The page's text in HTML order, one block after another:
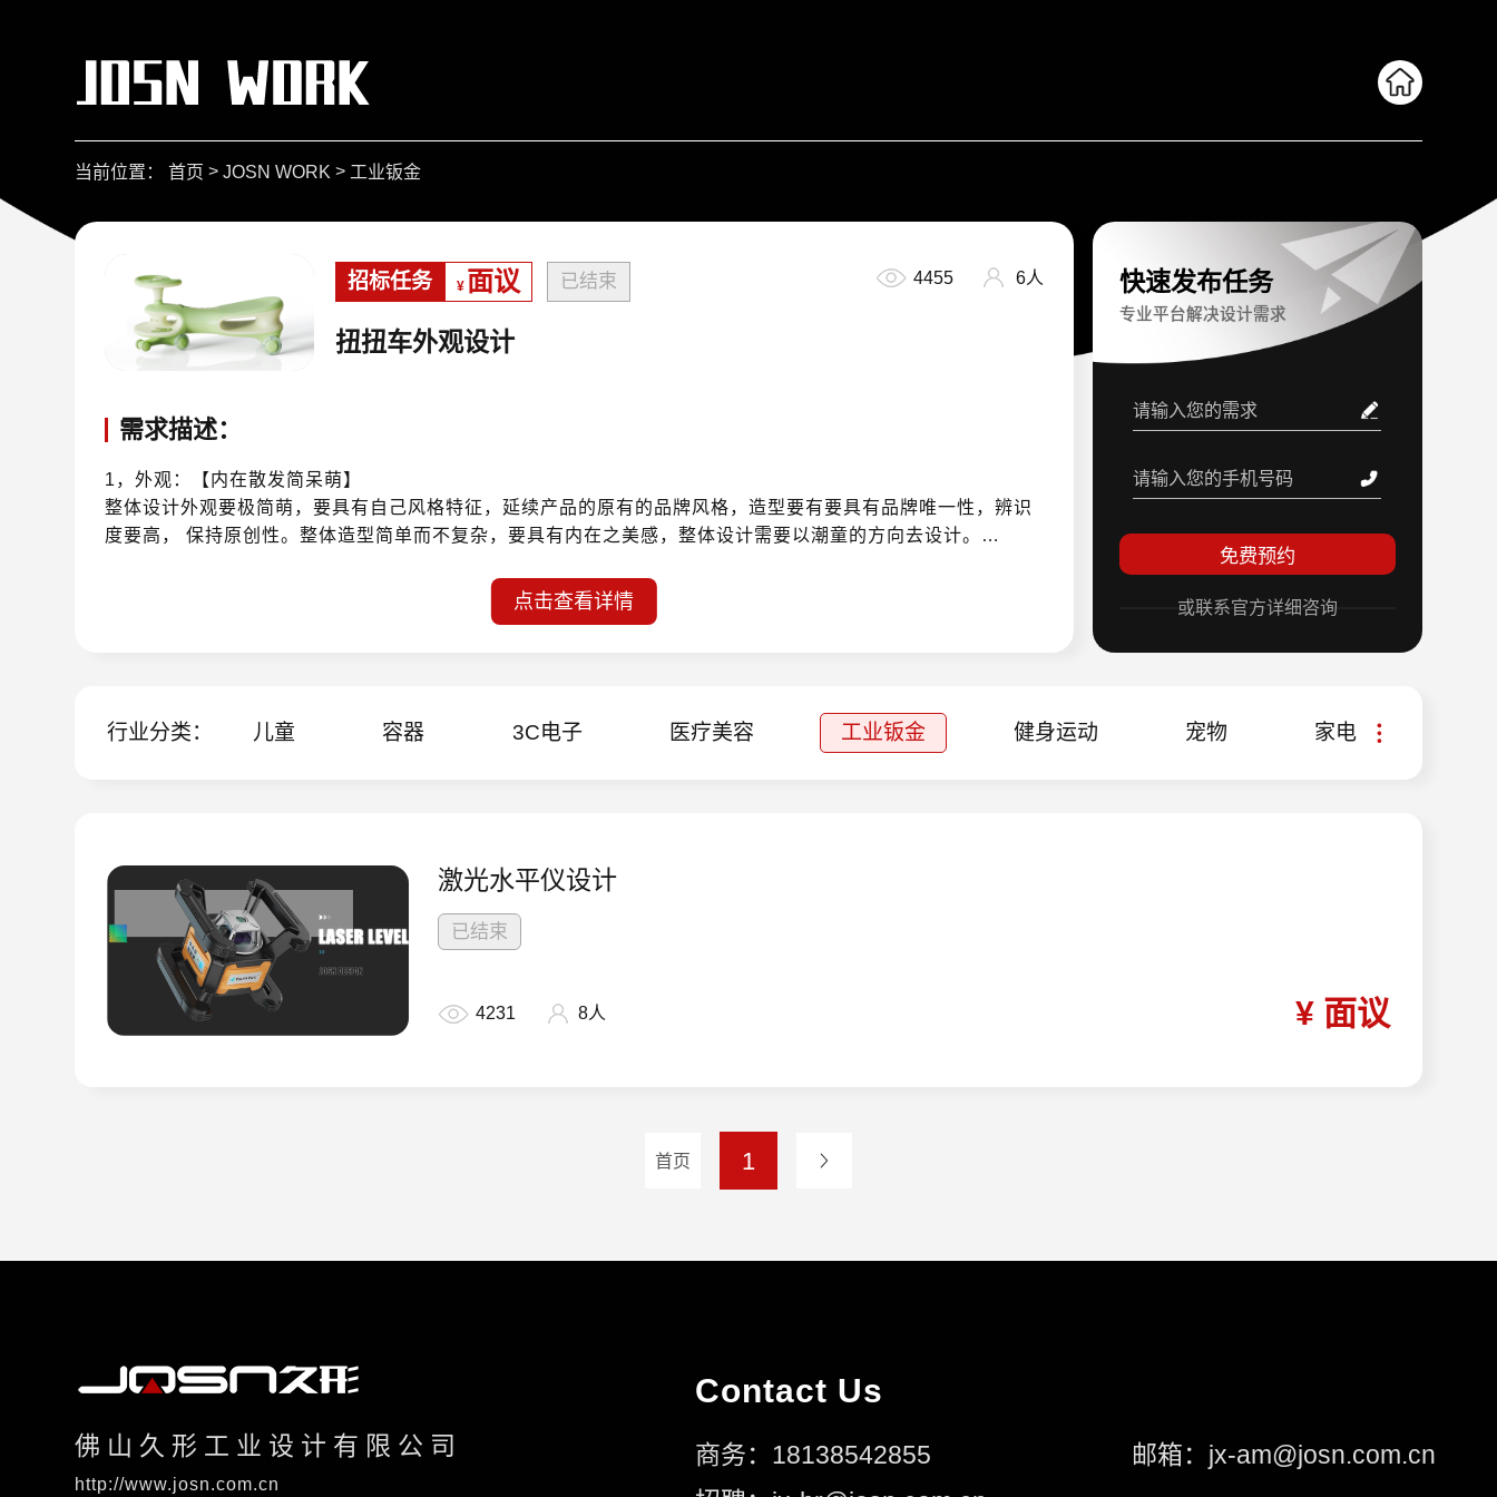
当前位置： 首页 >JOSN WORK > 工业钣金
4455 6人
招标任务 ¥ 面议 已结束
扭扭车外观设计
需求描述：
1，外观：【内在散发简呆萌】
整体设计外观要极简萌，要具有自己风格特征，延续产品的原有的品牌风格，造型要有要具有品牌唯一性，辨识
度要高， 保持原创性。整体造型简单而不复杂，要具有内在之美感，整体设计需要以潮童的方向去设计。
动其他消费群体宣传感极强，造型要形成一种让同类人气有一种排比心理，从而起到二次消费目的。
3.暂定异化卖点：颠覆差异化外观，绝对原创，座椅分色立体，内透立体式灯光，感漫反灯效。动感方向把手超
无参考图
点击查看详情
快速发布任务
专业平台解决设计需求
或联系官方详细咨询
行业分类： 儿童 容器 3C电子 医疗美容 工业钣金 健身运动 宠物 家电
激光水平仪设计
已结束
4231 8人 ¥ 面议
首页 1
佛山久形工业设计有限公司
http://www.josn.com.cn
Contact Us
商务：18138542855
邮箱：jx-am@josn.com.cn